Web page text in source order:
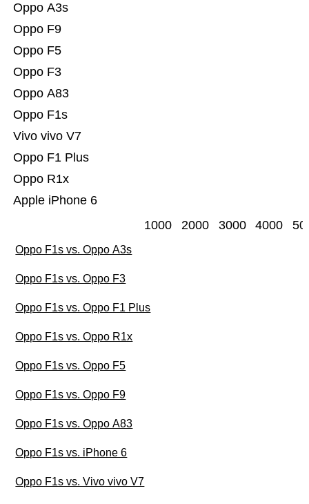
Apple iPhone 6
Oppo R1x
Oppo F1 Plus
Vivo vivo V7
Oppo F1s
Oppo A83
Oppo F3
Oppo F5
Oppo F9
Oppo A3s
1000 2000 3000 4000
Oppo F1s vs. Oppo A3s
Oppo F1s vs. Oppo F3
Oppo F1s vs. Oppo F1 Plus
Oppo F1s vs. Oppo R1x
Oppo F1s vs. Oppo F5
Oppo F1s vs. Oppo F9
Oppo F1s vs. Oppo A83
Oppo F1s vs. iPhone 6
Oppo F1s vs. Vivo vivo V7